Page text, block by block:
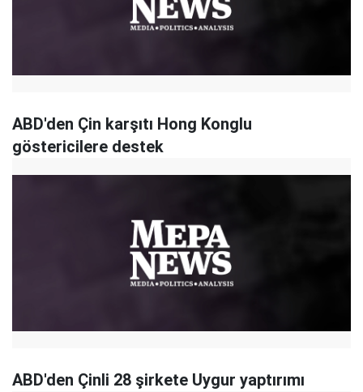
ABD'den Çin karşıtı Hong Konglu
göstericilere destek
ABD'den Çinli 28 şirkete Uygur yaptırımı